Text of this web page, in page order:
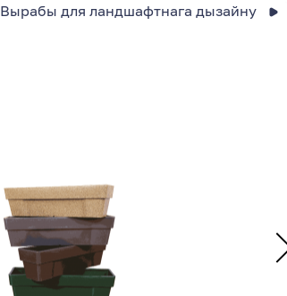
Вырабы для ландшафтнага дызайну